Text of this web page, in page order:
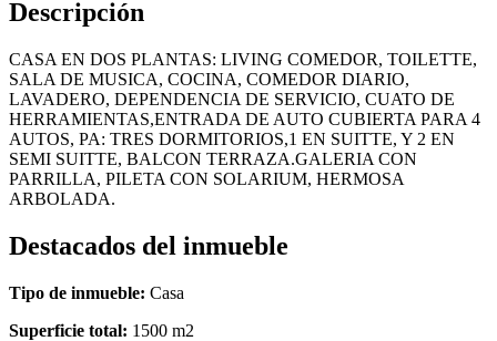
Descripción
CASA EN DOS PLANTAS: LIVING COMEDOR, TOILETTE,
SALA DE MUSICA, COCINA, COMEDOR DIARIO,
LAVADERO, DEPENDENCIA DE SERVICIO, CUATO DE
HERRAMIENTAS,ENTRADA DE AUTO CUBIERTA PARA 4
AUTOS, PA: TRES DORMITORIOS,1 EN SUITTE, Y 2 EN
SEMI SUITTE, BALCON TERRAZA.GALERIA CON
PARRILLA, PILETA CON SOLARIUM, HERMOSA
ARBOLADA.
Destacados del inmueble
Tipo de inmueble: Casa
Superficie total: 1500 m2